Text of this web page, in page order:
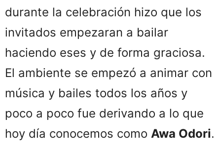
durante la celebración hizo que los
invitados empezaran a bailar
haciendo eses y de forma graciosa.
El ambiente se empezó a animar con
música y bailes todos los años y
poco a poco fue derivando a lo que
hoy día conocemos como Awa Odori.